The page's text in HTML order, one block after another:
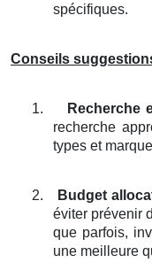
spécifiques.
Conseils
1. Recherche
recherche
types et
2. Budget
éviter prévenir
que parfois,
une meilleure